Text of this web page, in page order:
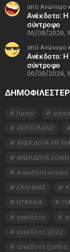
από Ανώνυμο
Ανέκδοτο: Η
σύντροφο
06/08/2026,
από Ανώνυμο
Ανέκδοτο: Η
σύντροφο
06/08/2026,
funny jokes
ΑΕΡΟΠΛΑΝΟ
ΑΝΕΚΔΟΤΑ ΜΕ
ΑΝΕΚΔΟΤΑ ΣΟΚΙΝ
Ανέκδοτα αστεία
ΕΛΛΗΝΑΣ
ΝΤΑΛΙΚΑ
ανέκδοτο
ανεκδοτο 2022
ανεκδοτο ξανθια